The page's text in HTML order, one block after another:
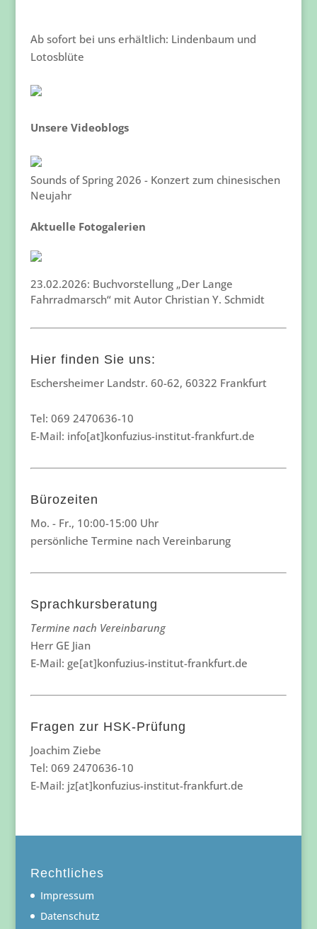
Ab sofort bei uns erhältlich: Lindenbaum und
Lotosblüte
Unsere Videoblogs
Sounds of Spring 2026 - Konzert zum chinesischen
Neujahr
Aktuelle Fotogalerien
23.02.2026: Buchvorstellung „Der Lange
Fahrradmarsch“ mit Autor Christian Y. Schmidt
Hier finden Sie uns:
Eschersheimer Landstr. 60-62, 60322 Frankfurt
Tel: 069 2470636-10
E-Mail: info[at]konfuzius-institut-frankfurt.de
Bürozeiten
Mo. - Fr., 10:00-15:00 Uhr
persönliche Termine nach Vereinbarung
Sprachkursberatung
Termine nach Vereinbarung
Herr GE Jian
E-Mail: ge[at]konfuzius-institut-frankfurt.de
Fragen zur HSK-Prüfung
Joachim Ziebe
Tel: 069 2470636-10
E-Mail: jz[at]konfuzius-institut-frankfurt.de
Rechtliches
Impressum
Datenschutz